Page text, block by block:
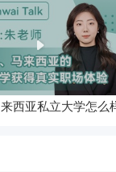
西亚私立大学怎么